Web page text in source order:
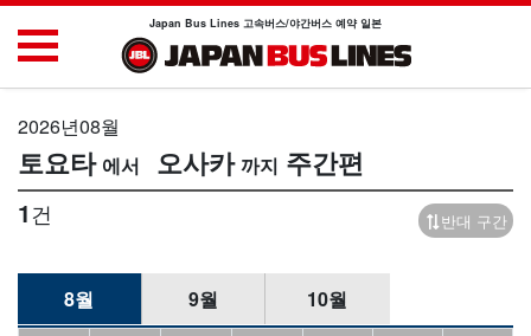
Japan Bus Lines 고속버스/야간버스 예약 일본
2026년08월
토요타 오사카 주간편
1건 반대 구간
8월 9월 10월